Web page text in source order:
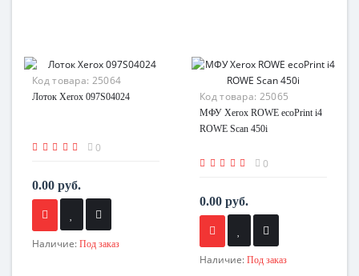
Код товара: 25064
Лоток Xerox 097S04024
0
0.00 руб.
Наличие: Под заказ
Код товара: 25065
МФУ Xerox ROWE ecoPrint i4
ROWE Scan 450i
0
0.00 руб.
Наличие: Под заказ